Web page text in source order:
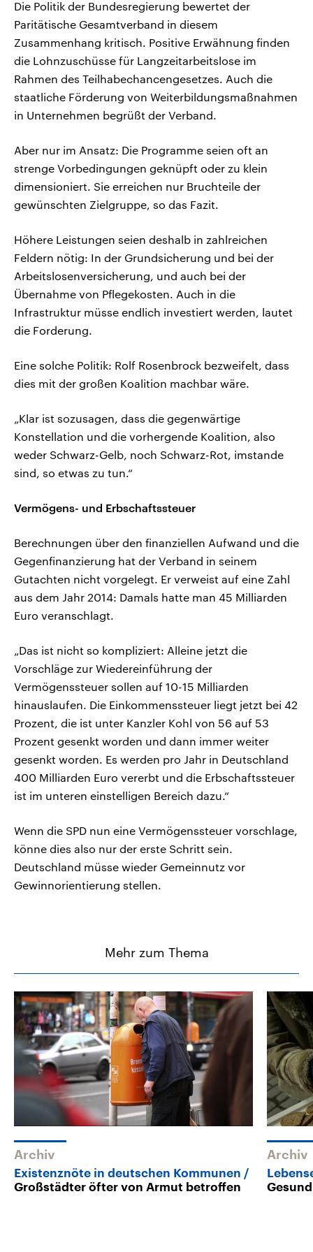
Die Politik der Bundesregierung bewertet der
Paritätische Gesamtverband in diesem
Zusammenhang kritisch. Positive Erwähnung finden
die Lohnzuschüsse für Langzeitarbeitslose im
Rahmen des Teilhabechancengesetzes. Auch die
staatliche Förderung von Weiterbildungsmaßnahmen
in Unternehmen begrüßt der Verband.
Aber nur im Ansatz: Die Programme seien oft an
strenge Vorbedingungen geknüpft oder zu klein
dimensioniert. Sie erreichen nur Bruchteile der
gewünschten Zielgruppe, so das Fazit.
Höhere Leistungen seien deshalb in zahlreichen
Feldern nötig: In der Grundsicherung und bei der
Arbeitslosenversicherung, und auch bei der
Übernahme von Pflegekosten. Auch in die
Infrastruktur müsse endlich investiert werden, lautet
die Forderung.
Eine solche Politik: Rolf Rosenbrock bezweifelt, dass
dies mit der großen Koalition machbar wäre.
„Klar ist sozusagen, dass die gegenwärtige
Konstellation und die vorhergende Koalition, also
weder Schwarz-Gelb, noch Schwarz-Rot, imstande
sind, so etwas zu tun.“
Vermögens- und Erbschaftssteuer
Berechnungen über den finanziellen Aufwand und die
Gegenfinanzierung hat der Verband in seinem
Gutachten nicht vorgelegt. Er verweist auf eine Zahl
aus dem Jahr 2014: Damals hatte man 45 Milliarden
Euro veranschlagt.
„Das ist nicht so kompliziert: Alleine jetzt die
Vorschläge zur Wiedereinführung der
Vermögenssteuer sollen auf 10-15 Milliarden
hinauslaufen. Die Einkommenssteuer liegt jetzt bei 42
Prozent, die ist unter Kanzler Kohl von 56 auf 53
Prozent gesenkt worden und dann immer weiter
gesenkt worden. Es werden pro Jahr in Deutschland
400 Milliarden Euro vererbt und die Erbschaftssteuer
ist im unteren einstelligen Bereich dazu.“
Wenn die SPD nun eine Vermögenssteuer vorschlage,
könne dies also nur der erste Schritt sein.
Deutschland müsse wieder Gemeinnutz vor
Gewinnorientierung stellen.
Mehr zum Thema
Archiv
Existenznöte in deutschen Kommunen
Großstädter öfter von Armut betroffen
Archiv